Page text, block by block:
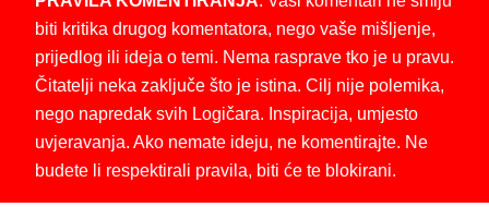
biti kritika drugog komentatora, nego vaše mišljenje,
prijedlog ili ideja o temi. Nema rasprave tko je u pravu.
Čitatelji neka zaključe što je istina. Cilj nije polemika,
nego napredak svih Logičara. Inspiracija, umjesto
uvjeravanja. Ako nemate ideju, ne komentirajte. Ne
budete li respektirali pravila, biti će te blokirani.